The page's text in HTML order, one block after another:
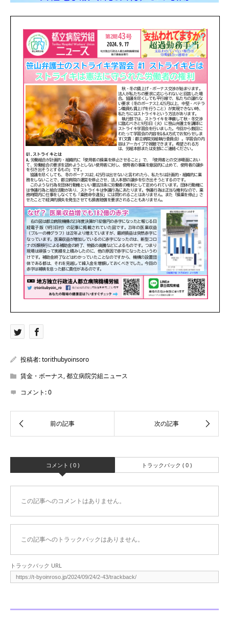
投稿者:torithubyoinsoro
賃金・ボーナス,都立病院労組ニュース
コメント:0
コメント ( 0 ) トラックバック ( 0 )
この記事へのコメントはありません。
この記事へのトラックバックはありません。
トラックバック URL